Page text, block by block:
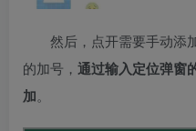
然后，点开需要手动添
的加号， 通过输入定位弹窗
加。